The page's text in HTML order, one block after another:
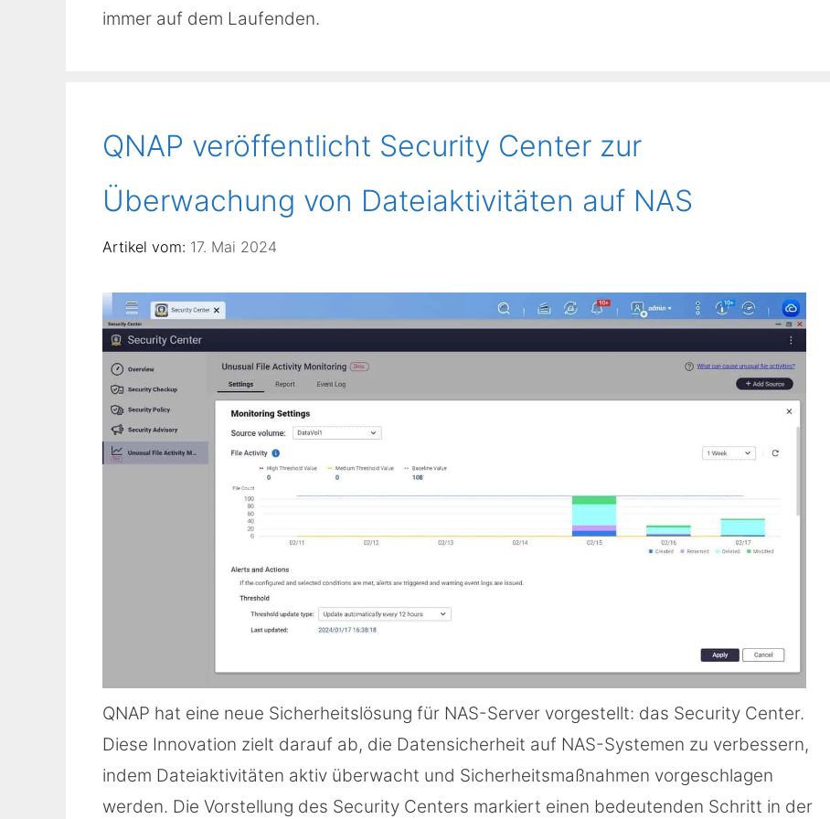
immer auf dem Laufenden.
QNAP veröffentlicht Security Center zur
Überwachung von Dateiaktivitäten auf NAS
17. Mai 2024
QNAP hat eine neue Sicherheitslösung für NAS-Server vorgestellt: das Security Center.
Diese Innovation zielt darauf ab, die Datensicherheit auf NAS-Systemen zu verbessern,
indem Dateiaktivitäten aktiv überwacht und Sicherheitsmaßnahmen vorgeschlagen
werden. Die Vorstellung des Security Centers markiert einen bedeutenden Schritt in der